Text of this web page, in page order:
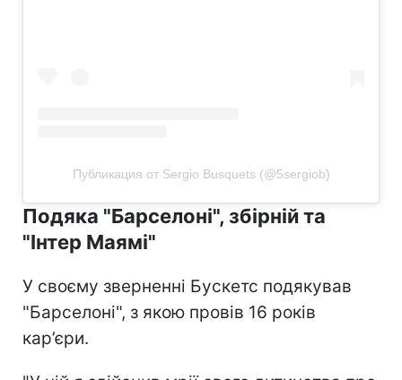
Публикация от Sergio Busquets (@5sergiob)
Подяка "Барселоні", збірній та
"Інтер Маямі"
У своєму зверненні Бускетс подякував
"Барселоні", з якою провів 16 років
кар’єри.